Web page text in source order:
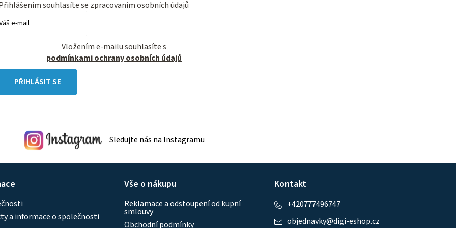
souhlasíte se zpracovaním osobních údajů
podmínkami ochrany osobních údajů
PŘIHLÁSIT SE
Sledujte nás na Instagramu
a informace o společnosti
Vše o nákupu
Reklamace a odstoupení od kupní
smlouvy
Obchodní podmínky
Kontakt
objednavky@digi-eshop.cz
+420777496747